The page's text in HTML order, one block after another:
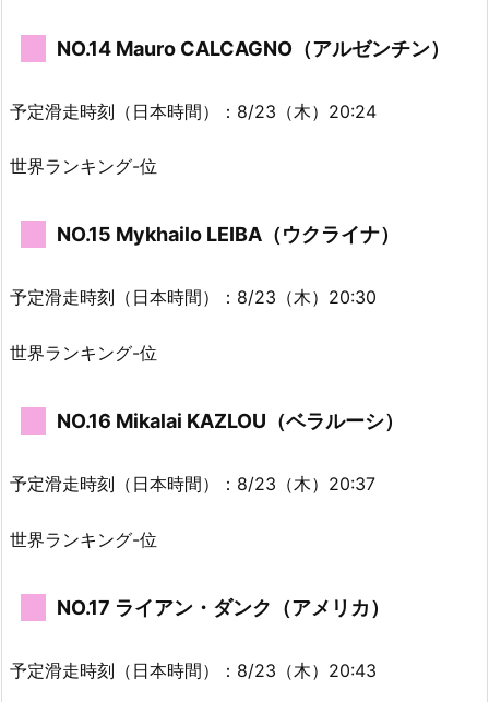
NO.14 Mauro CALCAGNO（アルゼンチン）
予定滑走時刻（日本時間）：8/23（木）20:24
世界ランキング-位
NO.15 Mykhailo LEIBA（ウクライナ）
予定滑走時刻（日本時間）：8/23（木）20:30
世界ランキング-位
NO.16 Mikalai KAZLOU（ベラルーシ）
予定滑走時刻（日本時間）：8/23（木）20:37
世界ランキング-位
NO.17 ライアン・ダンク（アメリカ）
予定滑走時刻（日本時間）：8/23（木）20:43